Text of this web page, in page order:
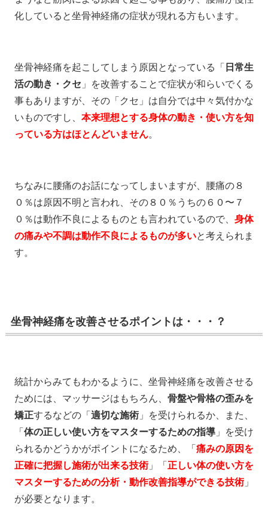
化していると坐骨神経痛の症状が現れる方もいます。
坐骨神経痛を起こしてしまう原因となっている「 日常生
活の動き・クセ 」を改善することで症状が和らいでくる
事もありますが、その「クセ」は自分では中々気付かな
いものですし、 本来理想とする身体の動き・使い方を知
っている方はほとんどいません。
ちなみに腰痛のお話になってしまいますが、腰痛の８
０％は原因不明と言われ、その８０％うちの６０〜７
０％は動作不良によるものとも言われているので、 身体
の痛みや不調は動作不良によるものが多いと考えられま
す。
坐骨神経痛を改善させるポイントは・・・？
統計からみてもわかるように、坐骨神経痛を改善させる
ためには、マッサージはもちろん、 骨盤や骨格の歪みを
矯正するなどの「 適切な施術」を受けられるか、また、
「 体の正しい使い方をマスターするための指導」を受け
られるかどうかがポイントになるため、「 痛みの原因を
正確に把握し施術が出来る技術」「 正しい体の使い方を
マスターするための分析・動作改善指導ができる技術」
が必要となります。